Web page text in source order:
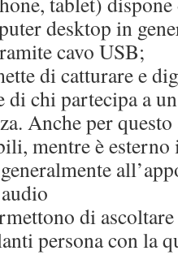
desktop in
cavo USB;
di catturare e
di chi partecipa a
Anche per
mentre è esterno
di
persona con la